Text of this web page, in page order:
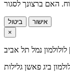
ביטול
אישור
×
לולולמון נמל תל אביב
ביג פאשן גלילות